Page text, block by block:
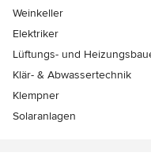
Weinkeller
Elektriker
Lüftungs- und
Klär- & Abwassertechnik
Klempner
Solaranlagen